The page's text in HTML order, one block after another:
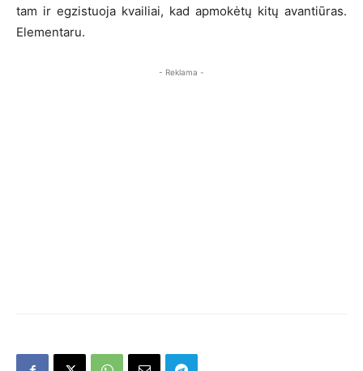
tam ir egzistuoja kvailiai, kad apmokėtų kitų avantiūras.
Elementaru.
- Reklama -